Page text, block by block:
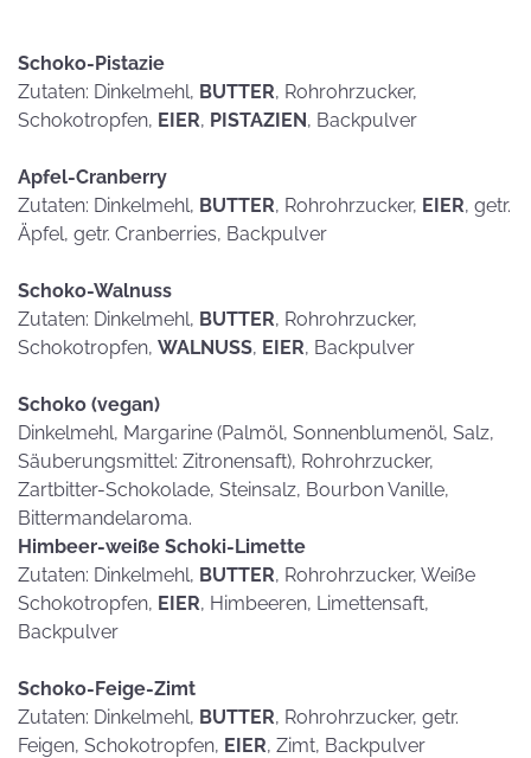
Schoko-Pistazie
Zutaten: Dinkelmehl, BUTTER, Rohrohrzucker,
Schokotropfen, EIER, PISTAZIEN, Backpulver
Apfel-Cranberry
Zutaten: Dinkelmehl, BUTTER, Rohrohrzucker, EIER, getr.
Äpfel, getr. Cranberries, Backpulver
Schoko-Walnuss
Zutaten: Dinkelmehl, BUTTER, Rohrohrzucker,
Schokotropfen, WALNUSS, EIER, Backpulver
Schoko (vegan)
Dinkelmehl, Margarine (Palmöl, Sonnenblumenöl, Salz,
Säuberungsmittel: Zitronensaft), Rohrohrzucker,
Zartbitter-Schokolade, Steinsalz, Bourbon Vanille,
Bittermandelaroma.
Himbeer-weiße Schoki-Limette
Zutaten: Dinkelmehl, BUTTER, Rohrohrzucker, Weiße
Schokotropfen, EIER, Himbeeren, Limettensaft,
Backpulver
Schoko-Feige-Zimt
Zutaten: Dinkelmehl, BUTTER, Rohrohrzucker, getr.
Feigen, Schokotropfen, EIER, Zimt, Backpulver